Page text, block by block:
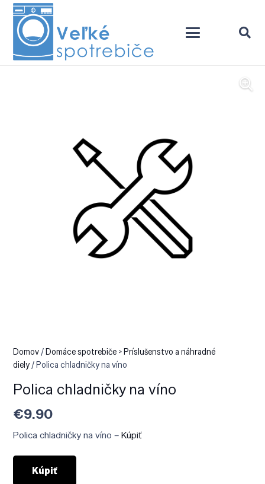
Domov/Domáce spotrebiče > Príslušenstvo a náhradné
diely/ Polica chladničky na víno
Polica chladničky na víno
€9.90
Polica chladničky na víno –Kúpiť
Kúpiť